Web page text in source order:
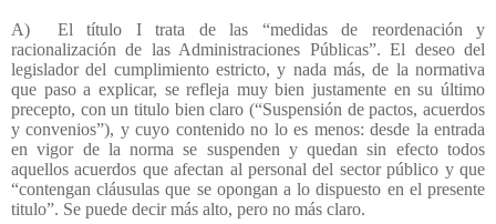
A)
El título I trata de las “medidas de reordenación y
racionalización de las Administraciones Públicas”. El deseo del
legislador del cumplimiento estricto, y nada más, de la normativa
que paso a explicar, se refleja muy bien justamente en su último
precepto, con un titulo bien claro (“Suspensión de pactos, acuerdos
y convenios”), y cuyo contenido no lo es menos: desde la entrada
en vigor de la norma se suspenden y quedan sin efecto todos
aquellos acuerdos que afectan al personal del sector público y que
“contengan cláusulas que se opongan a lo dispuesto en el presente
titulo”. Se puede decir más alto, pero no más claro.